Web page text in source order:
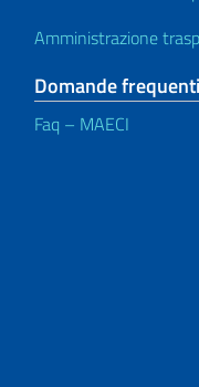
Amministrazione
Domande frequenti
Faq – MAECI